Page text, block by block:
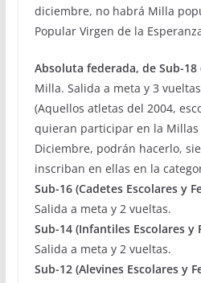
diciembre, no habrá Milla
Popular Virgen de la
Absoluta federada, de Sub-18
Milla. Salida a meta y 3
(Aquellos atletas del 2004,
quieran participar en la Millas
Diciembre, podrán hacerlo,
inscriban en ellas en la
Sub-16 (Cadetes Escolares y
Salida a meta y 2 vueltas.
Sub-14 (Infantiles Escolares y
Salida a meta y 2 vueltas.
Sub-12 (Alevines Escolares y